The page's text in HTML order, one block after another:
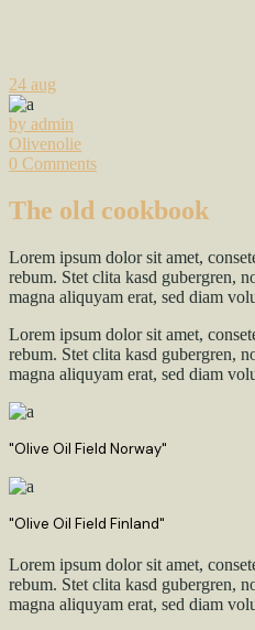
24 aug
by admin
Olivenolie
0 Comments
The old cookbook
Lorem ipsum dolor sit amet,
rebum. Stet clita kasd gubergren,
magna aliquyam erat, sed diam
Lorem ipsum dolor sit amet,
rebum. Stet clita kasd gubergren,
magna aliquyam erat, sed diam
"Olive Oil Field Norway"
"Olive Oil Field Finland"
Lorem ipsum dolor sit amet,
rebum. Stet clita kasd gubergren,
magna aliquyam erat, sed diam